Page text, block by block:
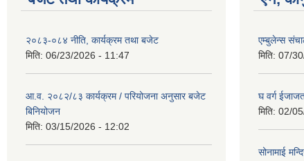
२०८३-०८४ नीति, कार्यक्रम तथा बजेट
मिति: 06/23/2026 - 11:47
आ.व. २०८२/८३ कार्यक्रम / परियोजना अनुसार बजेट
बिनियोजन
मिति: 03/15/2026 - 12:02
एम्बुलेन्स
मिति: 07/
घ वर्ग
मिति: 02/
सोनामाई